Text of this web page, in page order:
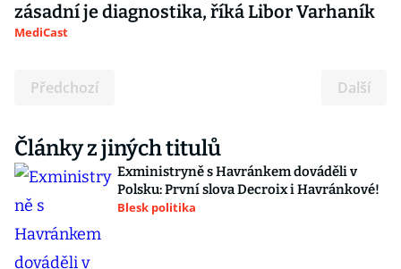
zásadní je diagnostika, říká Libor Varhaník
MediCast
Předchozí Další
Články z jiných titulů
Exministryně s Havránkem dováděli v
Polsku: První slova Decroix i Havránkové!
Blesk politika